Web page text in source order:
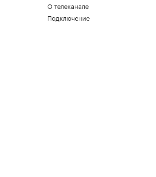
О телеканале
Подключение